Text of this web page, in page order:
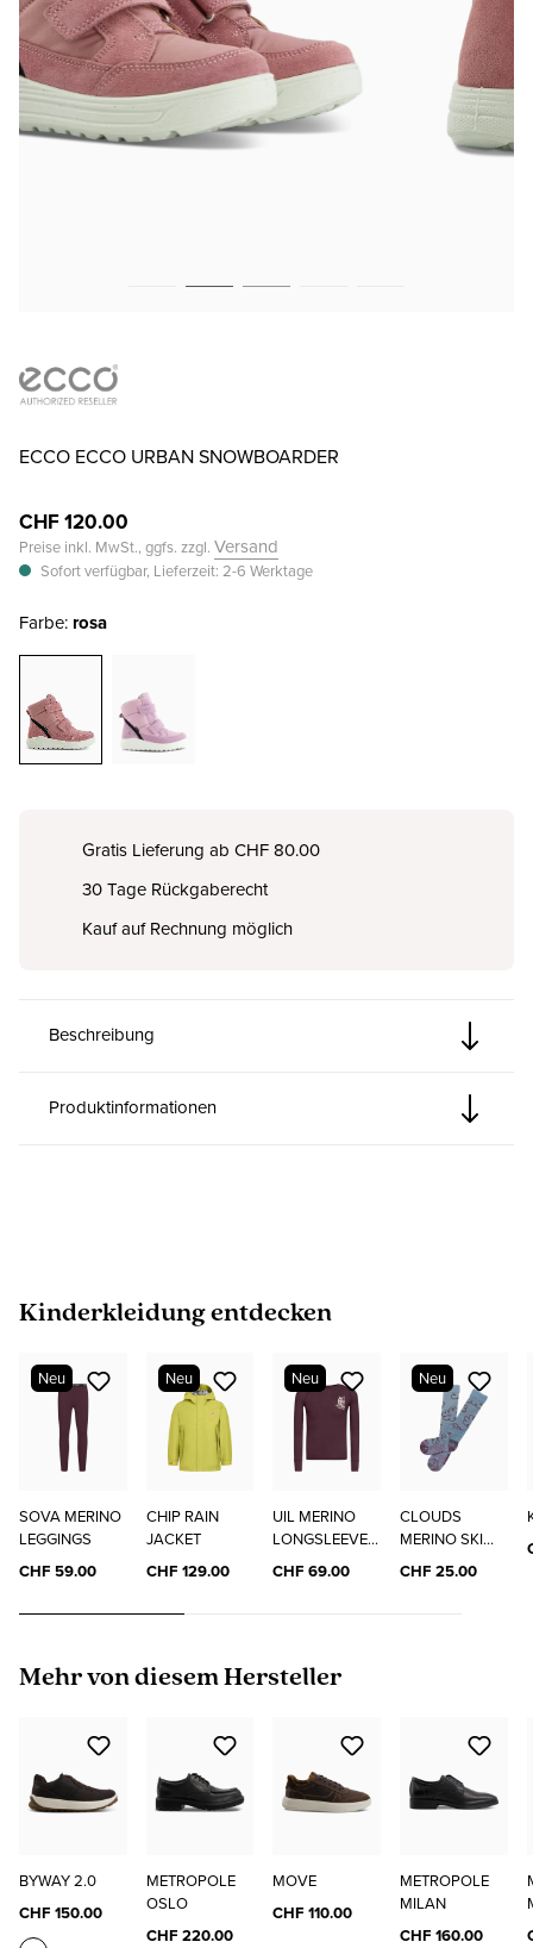
ECCO ECCO URBAN SNOWBOARDER
CHF 120.00
Preise inkl. MwSt., ggfs. zzgl. Versand
Sofort verfügbar, Lieferzeit: 2-6 Werktage
Farbe: rosa
Gratis Lieferung ab CHF 80.00
30 Tage Rückgaberecht
Kauf auf Rechnung möglich
Beschreibung
Produktinformationen
Produktgalerie überspringen
Kinderkleidung entdecken
Neu
SOVA MERINO
LEGGINGS
CHF 59.00
Neu
CHIP RAIN
JACKET
CHF 129.00
Neu
UIL MERINO
LONGSLEEVE
"ELO"
CHF 69.00
Neu
CLOUDS
MERINO SKI
SOCKS
CHF 25.00
Produktgalerie überspringen
Mehr von diesem Hersteller
BYWAY 2.0
CHF 150.00
METROPOLE
OSLO
CHF 220.00
MOVE
CHF 110.00
METROPOLE
MILAN
CHF 160.00